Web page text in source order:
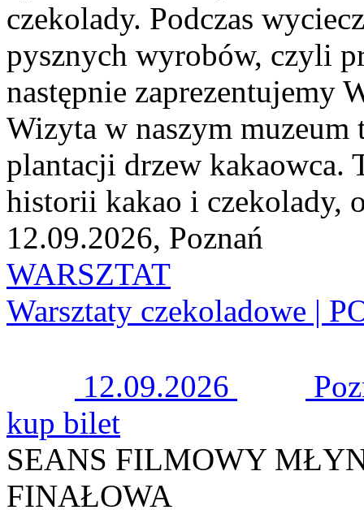
czekolady. Podczas
pysznych wyrobów, czyli
następnie zaprezentujemy
Wizyta w naszym
plantacji drzew kakaowca.
historii kakao i czekolady,
12.09.2026, Poznań
WARSZTAT
Warsztaty czekoladowe |
12.09.2026
kup bilet
SEANS FILMOWY
FINAŁOWA